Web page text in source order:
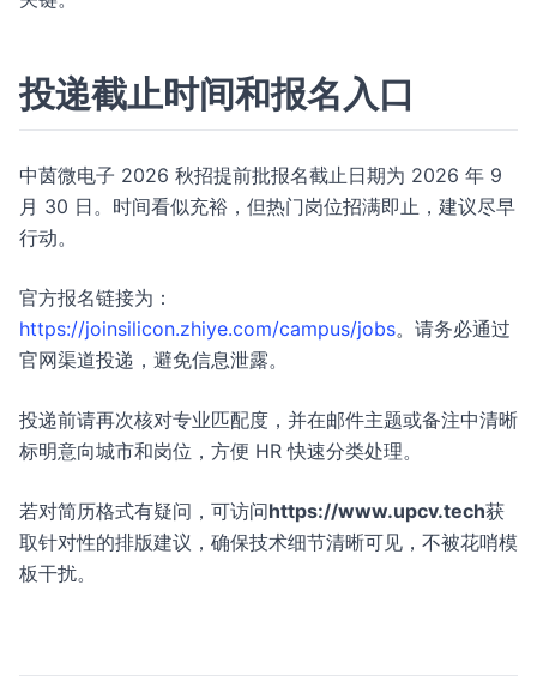
投递截止时间和报名入口
中茵微电子 2026 秋招提前批报名截止日期为 2026 年 9
月 30 日。时间看似充裕，但热门岗位招满即止，建议尽早
行动。
官方报名链接为：
https://joinsilicon.zhiye.com/campus/jobs。请务必通过
官网渠道投递，避免信息泄露。
投递前请再次核对专业匹配度，并在邮件主题或备注中清晰
标明意向城市和岗位，方便 HR 快速分类处理。
若对简历格式有疑问，可访问https://www.upcv.tech获
取针对性的排版建议，确保技术细节清晰可见，不被花哨模
板干扰。